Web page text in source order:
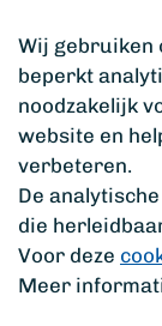
Wij gebruiken
beperkt
noodzakelijk
website en
verbeteren.
De analytische
die
Voor deze
Meer